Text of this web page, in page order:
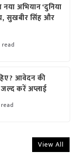
नया अभियान ‘दुनिया
सुखबीर सिंह और
आवेदन की
करें अप्लाई
View All